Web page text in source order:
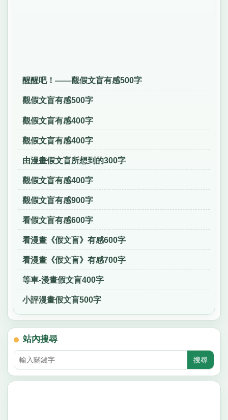
醒醒吧！——觀假文盲有感500字
觀假文盲有感500字
觀假文盲有感400字
觀假文盲有感400字
由漫畫假文盲所想到的300字
觀假文盲有感400字
觀假文盲有感900字
看假文盲有感600字
看漫畫《假文盲》有感600字
看漫畫《假文盲》有感700字
等車-漫畫假文盲400字
小評漫畫假文盲500字
站內搜尋